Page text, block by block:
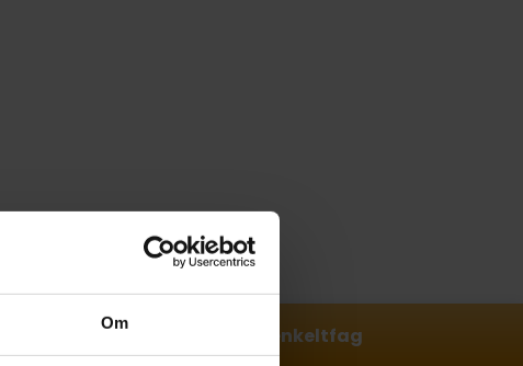
Om
Søg ind på HF-enkeltfag